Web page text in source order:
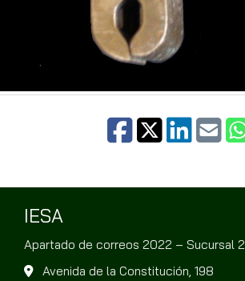
IESA
Apartado de correos 2022 – Sucursal 2
Avenida de la Constitución, 198